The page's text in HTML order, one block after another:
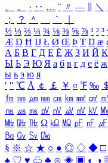
、
。 · ‥ … ¨ 〃 ― ＼
；
？ ＾ ｀
½ ⅓ ⅔ ¼ ¾ ⅛ ⅜ ⅝ ⅞ ¹ ² ³
Æ Ð Ħ Ĳ Ł Ø Œ Þ Ŧ Ŋ æ
А Б В Г Д Е Ё Ж З И Й К
Ы Ь Э Ю Я а б в г д е ё ж
ы ь э ю я
′ ″ ℃ Å ￠ ￡ ￥ ¤ ℉ ‰ ＄
㎙ ㎚ ㎛ ㎜ ㎝ ㎞ ㎟ ㎠ ㎡
㎱ ㎲ ㎳ ㎴ ㎵ ㎶ ㎷ ㎸
㎒ ㎓ ㎔ Ω ㏀ ㏁ ㎊ ㎋ ㎌
㏃ ㏉ ㏜ ㏆
§ ※ ☆ ★ ○ ● ◎ ◇ ◆ □
♠ ♡ ♥ ♧ ♣ ⊙ ◈ ▣ ◐ ◑